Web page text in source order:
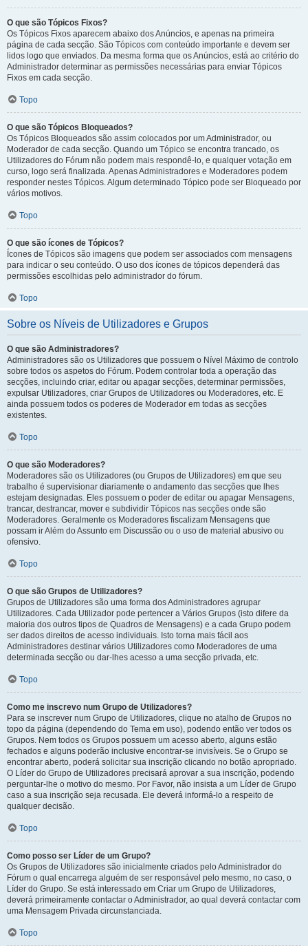
O que são Tópicos Fixos?
Os Tópicos Fixos aparecem abaixo dos Anúncios, e apenas na primeira
página de cada secção. São Tópicos com conteúdo importante e devem ser
lidos logo que enviados. Da mesma forma que os Anúncios, está ao critério do
Administrador determinar as permissões necessárias para enviar Tópicos
Fixos em cada secção.
Topo
O que são Tópicos Bloqueados?
Os Tópicos Bloqueados são assim colocados por um Administrador, ou
Moderador de cada secção. Quando um Tópico se encontra trancado, os
Utilizadores do Fórum não podem mais respondê-lo, e qualquer votação em
curso, logo será finalizada. Apenas Administradores e Moderadores podem
responder nestes Tópicos. Algum determinado Tópico pode ser Bloqueado por
vários motivos.
Topo
O que são ícones de Tópicos?
Ícones de Tópicos são imagens que podem ser associados com mensagens
para indicar o seu conteúdo. O uso dos ícones de tópicos dependerá das
permissões escolhidas pelo administrador do fórum.
Topo
Sobre os Níveis de Utilizadores e Grupos
O que são Administradores?
Administradores são os Utilizadores que possuem o Nível Máximo de controlo
sobre todos os aspetos do Fórum. Podem controlar toda a operação das
secções, incluindo criar, editar ou apagar secções, determinar permissões,
expulsar Utilizadores, criar Grupos de Utilizadores ou Moderadores, etc. E
ainda possuem todos os poderes de Moderador em todas as secções
existentes.
Topo
O que são Moderadores?
Moderadores são os Utilizadores (ou Grupos de Utilizadores) em que seu
trabalho é supervisionar diariamente o andamento das secções que lhes
estejam designadas. Eles possuem o poder de editar ou apagar Mensagens,
trancar, destrancar, mover e subdividir Tópicos nas secções onde são
Moderadores. Geralmente os Moderadores fiscalizam Mensagens que
possam ir Além do Assunto em Discussão ou o uso de material abusivo ou
ofensivo.
Topo
O que são Grupos de Utilizadores?
Grupos de Utilizadores são uma forma dos Administradores agrupar
Utilizadores. Cada Utilizador pode pertencer a Vários Grupos (isto difere da
maioria dos outros tipos de Quadros de Mensagens) e a cada Grupo podem
ser dados direitos de acesso individuais. Isto torna mais fácil aos
Administradores destinar vários Utilizadores como Moderadores de uma
determinada secção ou dar-lhes acesso a uma secção privada, etc.
Topo
Como me inscrevo num Grupo de Utilizadores?
Para se inscrever num Grupo de Utilizadores, clique no atalho de Grupos no
topo da página (dependendo do Tema em uso), podendo então ver todos os
Grupos. Nem todos os Grupos possuem um acesso aberto, alguns estão
fechados e alguns poderão inclusive encontrar-se invisíveis. Se o Grupo se
encontrar aberto, poderá solicitar sua inscrição clicando no botão apropriado.
O Líder do Grupo de Utilizadores precisará aprovar a sua inscrição, podendo
perguntar-lhe o motivo do mesmo. Por Favor, não insista a um Líder de Grupo
caso a sua inscrição seja recusada. Ele deverá informá-lo a respeito de
qualquer decisão.
Topo
Como posso ser Líder de um Grupo?
Os Grupos de Utilizadores são inicialmente criados pelo Administrador do
Fórum o qual encarrega alguém de ser responsável pelo mesmo, no caso, o
Líder do Grupo. Se está interessado em Criar um Grupo de Utilizadores,
deverá primeiramente contactar o Administrador, ao qual deverá contactar com
uma Mensagem Privada circunstanciada.
Topo